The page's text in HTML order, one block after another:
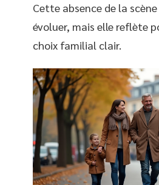
Cette absence de la
évoluer, mais elle reflète
choix familial clair.